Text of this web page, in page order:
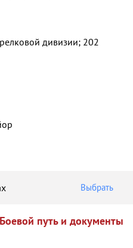
дивизии; 202
Выбрать
Боевой путь и документы